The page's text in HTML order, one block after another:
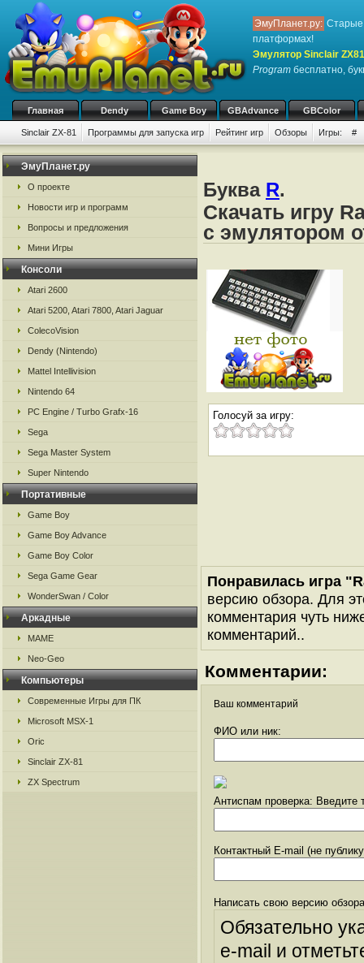
ЭмуПланет.ру: Старые
платформах!
Эмулятор Sinclair ZX81
Program бесплатно,
Главная Dendy Game Boy GBAdvance GBColor
Sinclair ZX-81 Программы для запуска игр Рейтинг игр Обзоры Игры: #
ЭмуПланет.ру
О проекте
Новости игр и программ
Вопросы и предложения
Мини Игры
Консоли
Atari 2600
Atari 5200, Atari 7800, Atari Jaguar
ColecoVision
Dendy (Nintendo)
Mattel Intellivision
Nintendo 64
PC Engine / Turbo Grafx-16
Sega
Sega Master System
Super Nintendo
Портативные
Game Boy
Game Boy Advance
Game Boy Color
Sega Game Gear
WonderSwan / Color
Аркадные
MAME
Neo-Geo
Компьютеры
Современные Игры для ПК
Microsoft MSX-1
Oric
Sinclair ZX-81
ZX Spectrum
Буква R.
Скачать игру
с эмулятором
Голосуй за игру:
Понравилась игра
версию обзора. Для
комментария чуть
комментарий..
Комментарии:
Ваш комментарий
ФИО или ник:
Антиспам проверка: Введите
Контактный E-mail (не
Написать свою версию
Обязательно
e-mail и